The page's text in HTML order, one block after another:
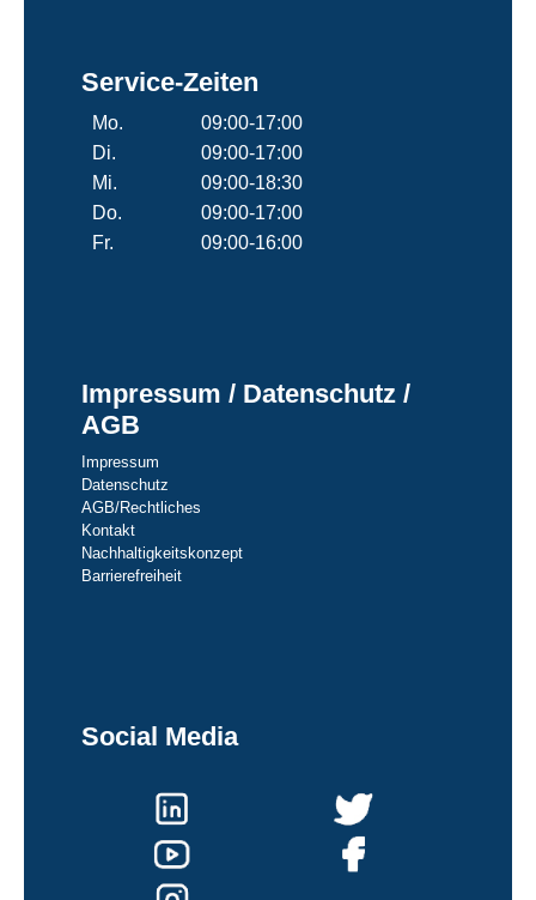
Service-Zeiten
Mo.
09:00-17:00
Di.
09:00-17:00
Mi.
09:00-18:30
Do.
09:00-17:00
Fr.
09:00-16:00
Impressum / Datenschutz /
AGB
Impressum
Datenschutz
AGB/Rechtliches
Kontakt
Nachhaltigkeitskonzept
Barrierefreiheit
Social Media